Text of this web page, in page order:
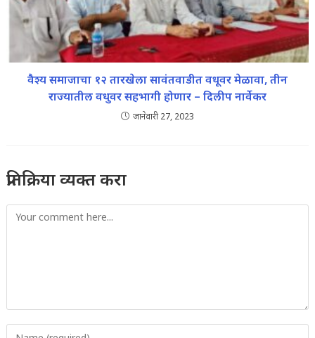
वैश्य समाजाचा १२ तारखेला सावंतवाडीत वधूवर मेळावा, तीन
राज्यातील वधुवर सहभागी होणार – दिलीप नार्वेकर
जानेवारी 27, 2023
प्रतिक्रिया व्यक्त करा
Comment